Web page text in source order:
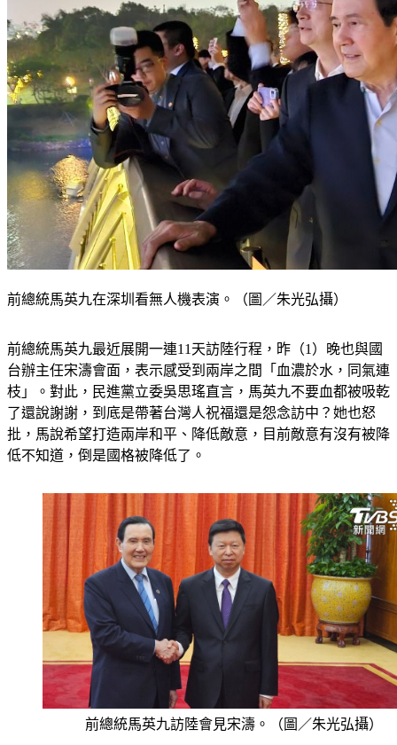
前總統馬英九在深圳看無人機表演。（圖／朱光弘攝）
前總統馬英九最近展開一連11天訪陸行程，昨（1）晚也與國
台辦主任宋濤會面，表示感受到兩岸之間「血濃於水，同氣連
枝」。對此，民進黨立委吳思瑤直言，馬英九不要血都被吸乾
了還說謝謝，到底是帶著台灣人祝福還是怨念訪中？她也怒
批，馬說希望打造兩岸和平、降低敵意，目前敵意有沒有被降
低不知道，倒是國格被降低了。
前總統馬英九訪陸會見宋濤。（圖／朱光弘攝）